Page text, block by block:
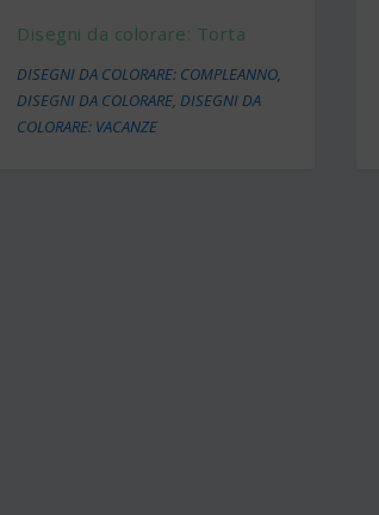
Disegni da colorare: Torta
DISEGNI DA COLORARE: COMPLEANNO,
DISEGNI DA COLORARE,DISEGNI DA
COLORARE: VACANZE